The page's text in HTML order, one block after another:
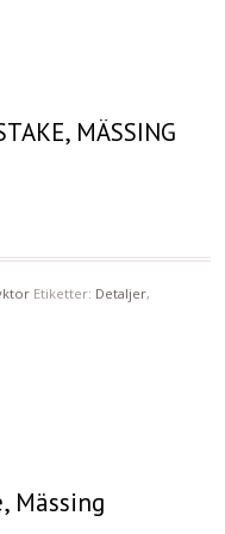
MÄSSING
Etiketter: Detaljer,
Mässing